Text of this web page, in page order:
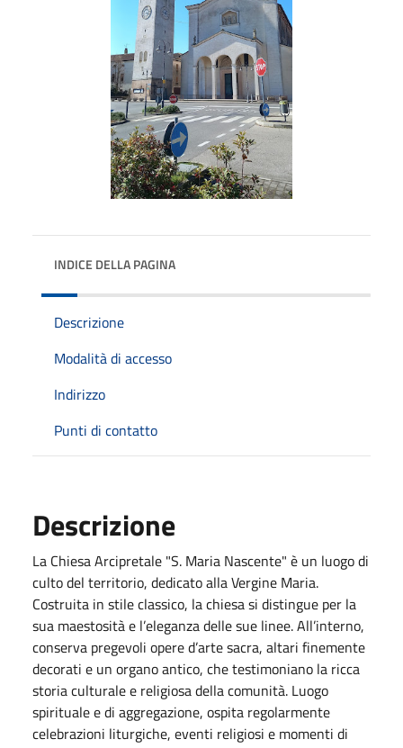
INDICE DELLA PAGINA
Descrizione
Modalità di accesso
Indirizzo
Punti di contatto
Descrizione
La Chiesa Arcipretale "S. Maria Nascente" è un luogo di
culto del territorio, dedicato alla Vergine Maria.
Costruita in stile classico, la chiesa si distingue per la
sua maestosità e l’eleganza delle sue linee. All’interno,
conserva pregevoli opere d’arte sacra, altari finemente
decorati e un organo antico, che testimoniano la ricca
storia culturale e religiosa della comunità. Luogo
spirituale e di aggregazione, ospita regolarmente
celebrazioni liturgiche, eventi religiosi e momenti di